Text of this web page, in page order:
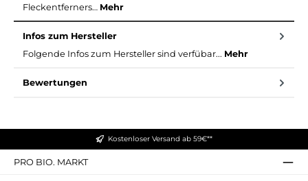
Fleckentferners… Mehr
Infos zum Hersteller
Folgende Infos zum Hersteller sind verfübar... Mehr
Bewertungen
Kostenloser Versand ab 59€**
PRO BIO. MARKT